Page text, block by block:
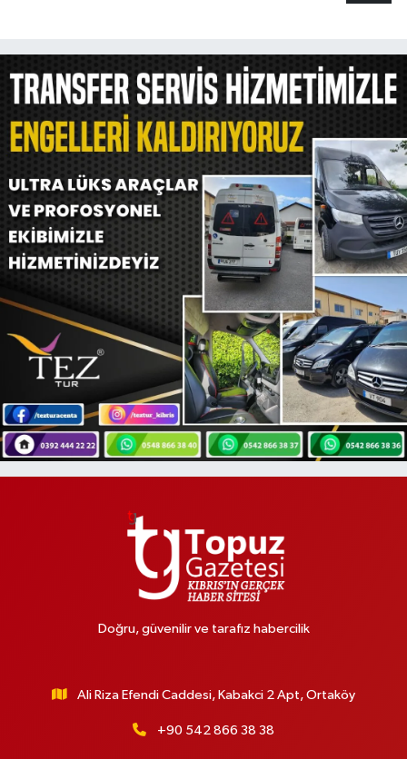
Doğru, güvenilir ve tarafız habercilik
Ali Riza Efendi Caddesi, Kabakci 2 Apt, Ortaköy
+90 542 866 38 38